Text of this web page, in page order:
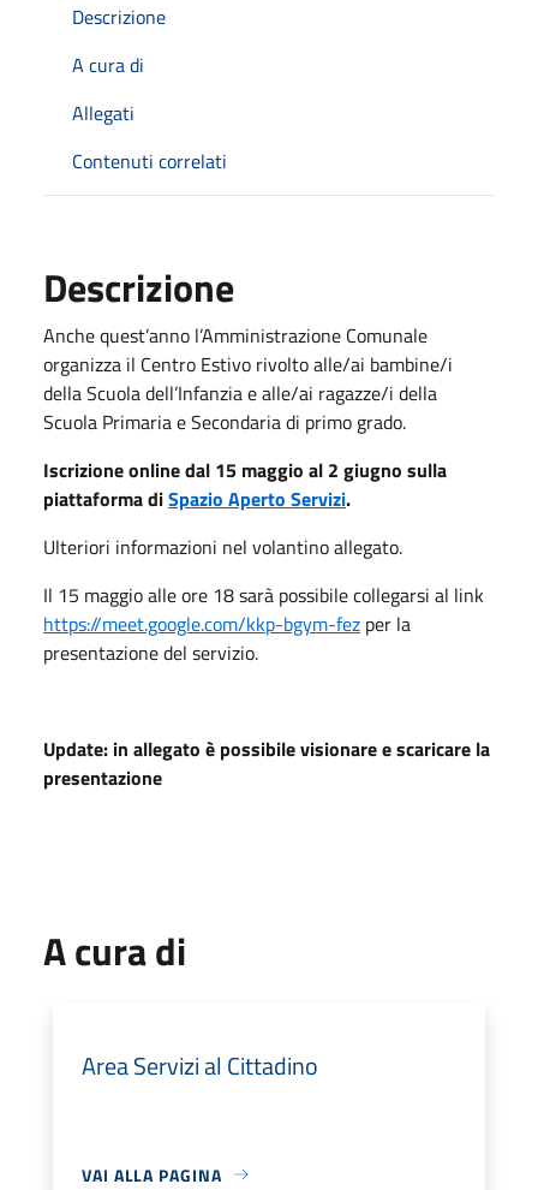
Descrizione
A cura di
Allegati
Contenuti correlati
Descrizione
Anche quest’anno l’Amministrazione Comunale
organizza il Centro Estivo rivolto alle/ai bambine/i
della Scuola dell’Infanzia e alle/ai ragazze/i della
Scuola Primaria e Secondaria di primo grado.
Iscrizione online dal 15 maggio al 2 giugno sulla
piattaforma diSpazio Aperto Servizi.
Ulteriori informazioni nel volantino allegato.
Il 15 maggio alle ore 18 sarà possibile collegarsi al link
https://meet.google.com/kkp-bgym-fez per la
presentazione del servizio.
Update: in allegato è possibile visionare e scaricare la
presentazione
A cura di
Area Servizi al Cittadino
VAI ALLA PAGINA